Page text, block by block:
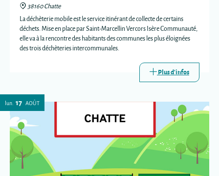
38160 Chatte
La déchèterie mobile est le service itinérant de collecte de certains
déchets. Mise en place par Saint-Marcellin Vercors Isère Communauté,
elle va à la rencontre des habitants des communes les plus éloignées
des trois déchèteries intercommunales.
Plus d'infos
lun. 17 AOÛT